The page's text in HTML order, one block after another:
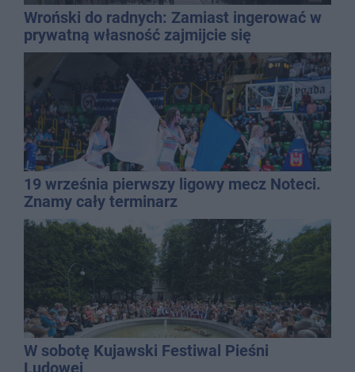
Wroński do radnych: Zamiast ingerować w
prywatną własność zajmijcie się
gospodarką
19 września pierwszy ligowy mecz Noteci.
Znamy cały terminarz
W sobotę Kujawski Festiwal Pieśni
Ludowej